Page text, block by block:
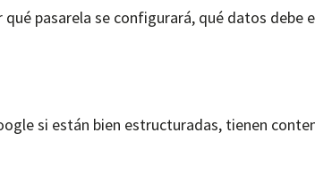
pasarela se configurará, qué datos debe
si están bien estructuradas, tienen